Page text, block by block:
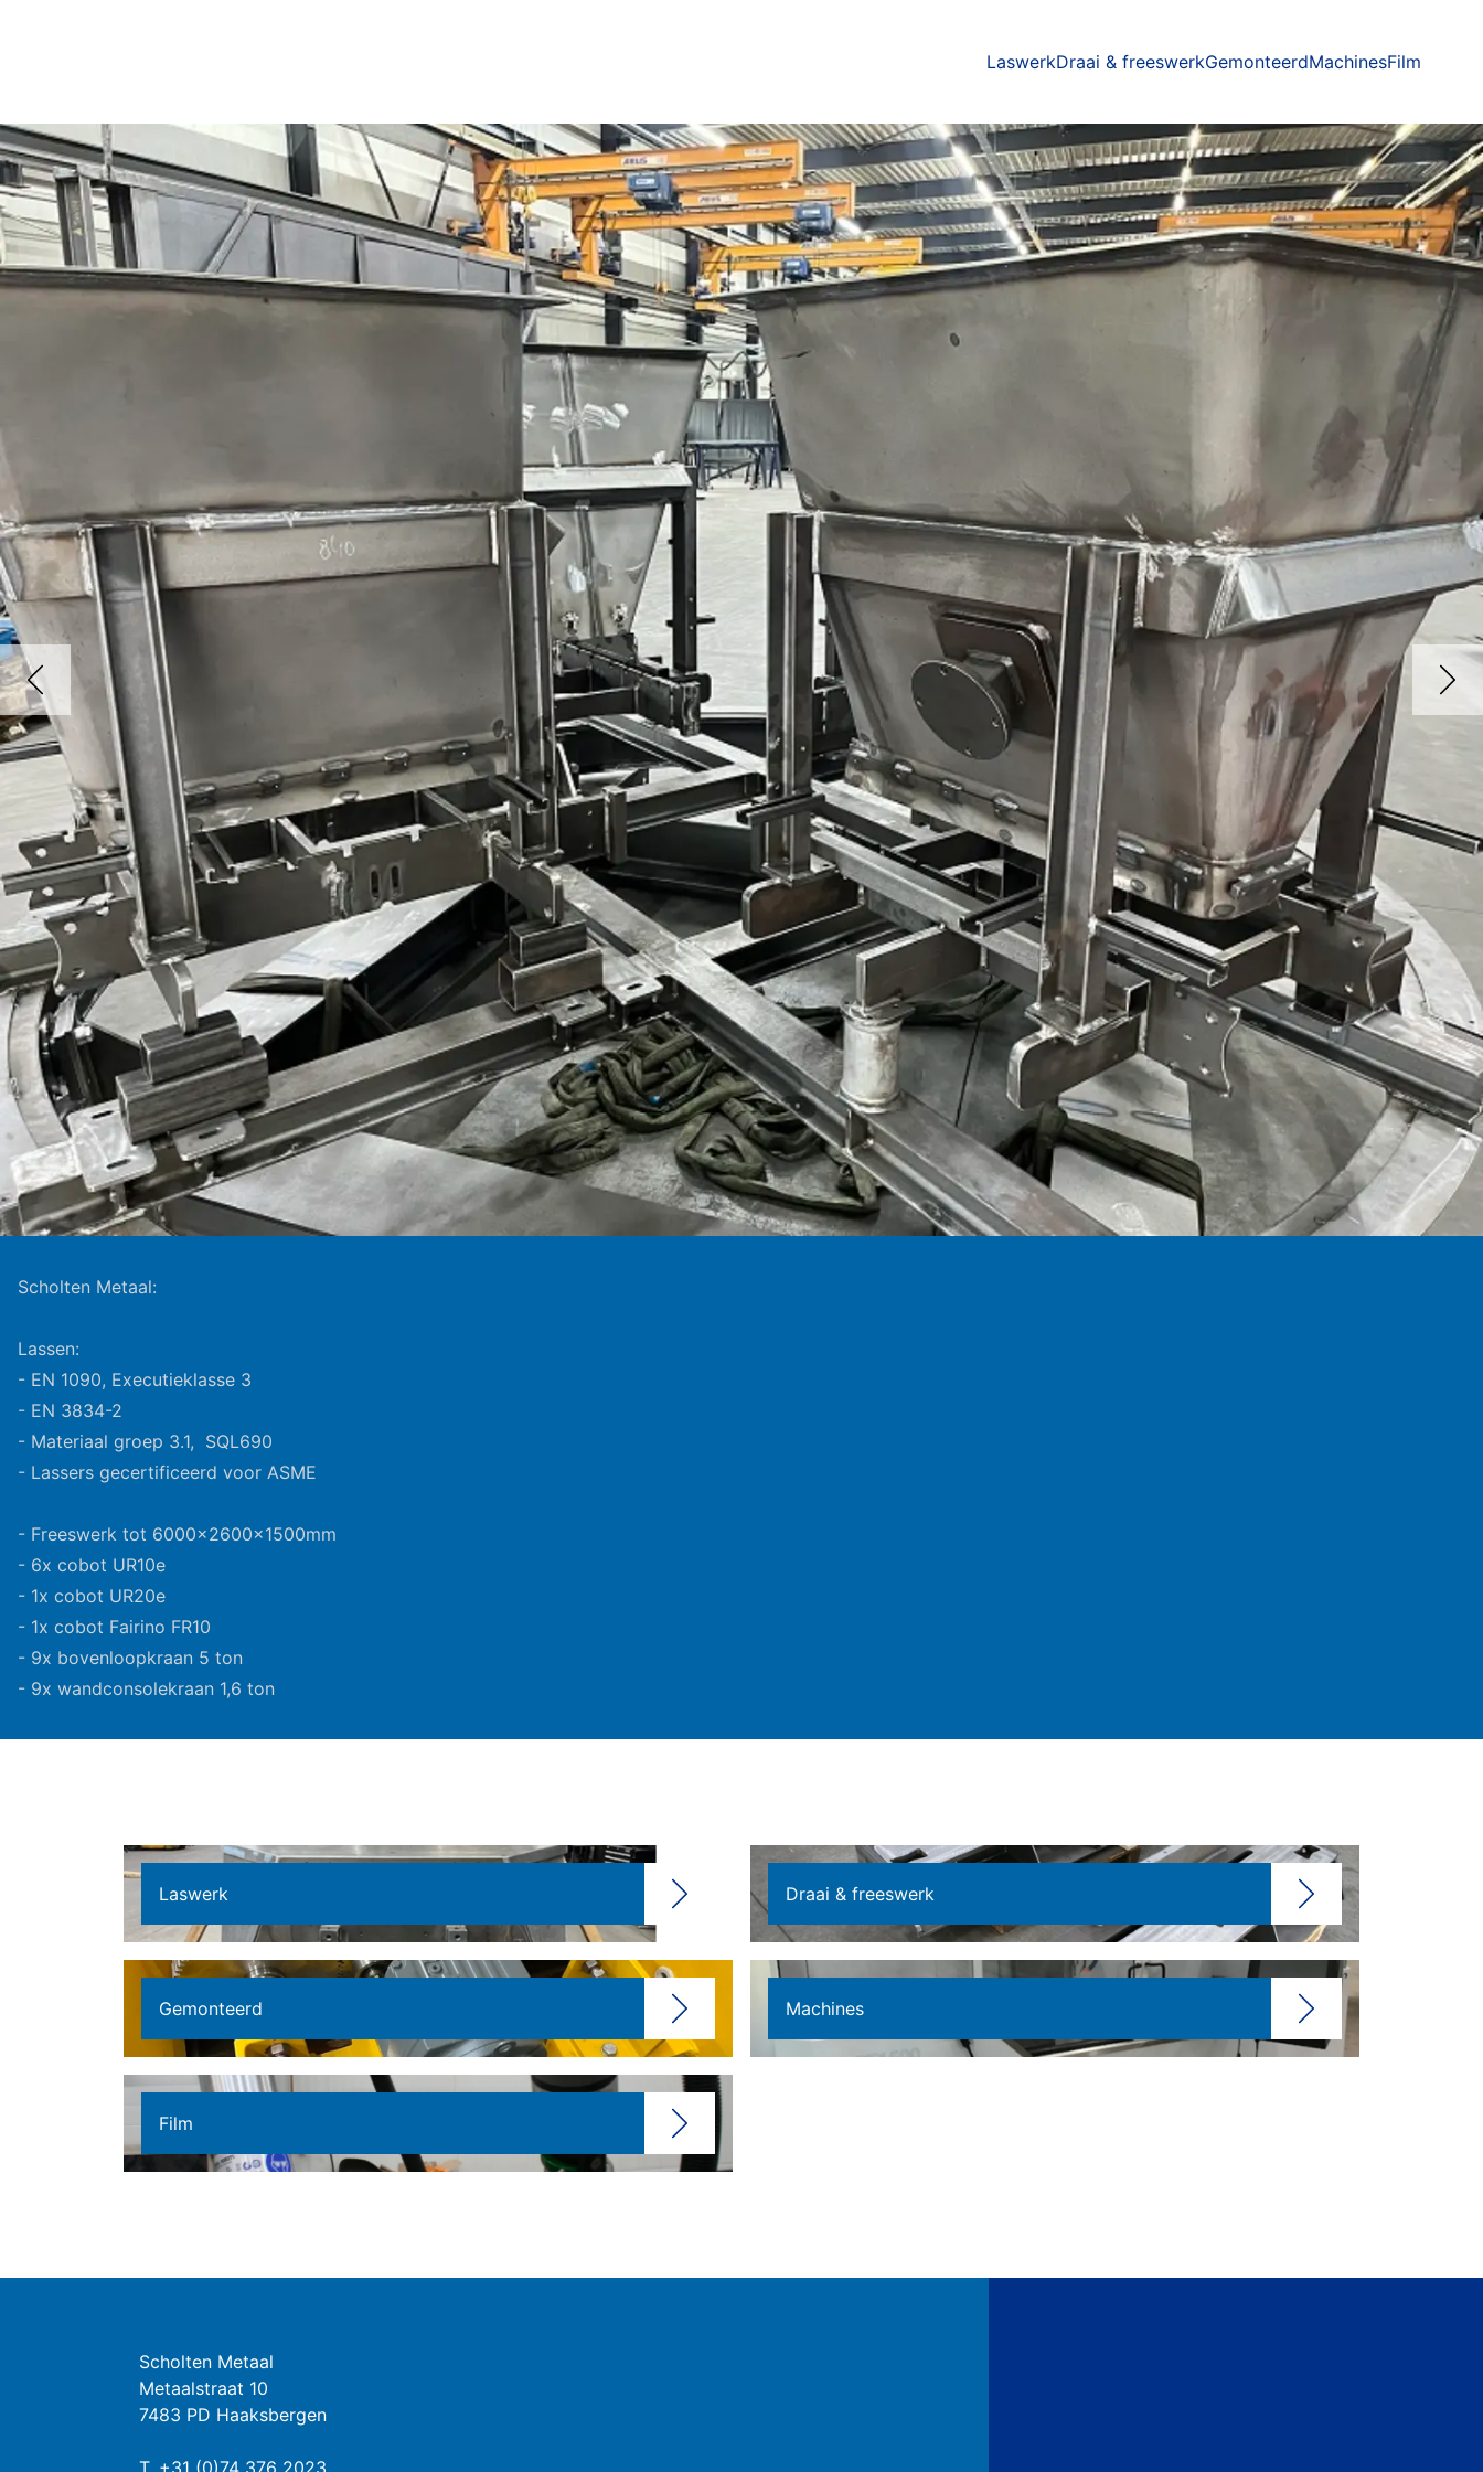
LaswerkDraai & freeswerkGemonteerdMachinesFilm
Scholten Metaal:
Lassen:
- EN 1090, Executieklasse 3
- EN 3834-2
- Materiaal groep 3.1, SQL690
- Lassers gecertificeerd voor ASME
- Freeswerk tot 6000x2600x1500mm
- 6x cobot UR10e
- 1x cobot UR20e
- 1x cobot Fairino FR10
- 9x bovenloopkraan 5 ton
- 9x wandconsolekraan 1,6 ton
Laswerk Draai & freeswerk
Gemonteerd Machines
Film
Scholten Metaal
Metaalstraat 10
7483 PD Haaksbergen
T. +31 (0)74 376 2023